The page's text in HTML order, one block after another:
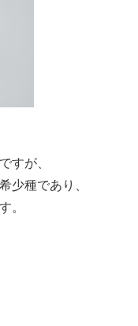
すが、
少種であり、
。